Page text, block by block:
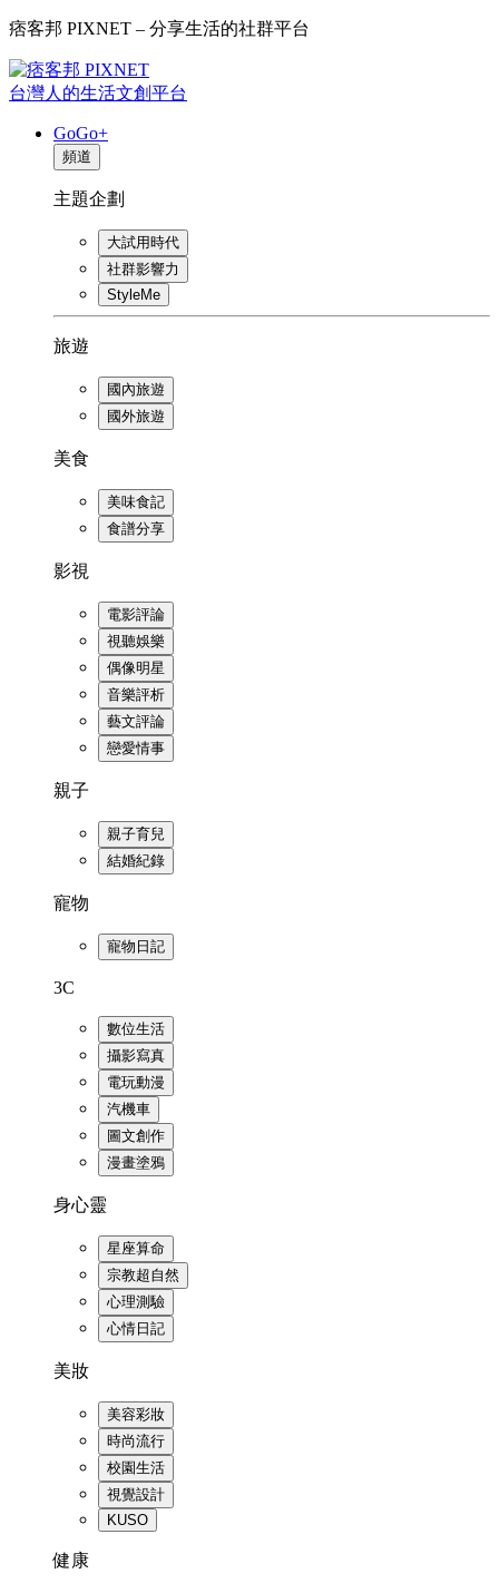
痞客邦 PIXNET – 分享生活的社群平台
台灣人的生活文創平台
GoGo+
頻道
主題企劃
大試用時代
社群影響力
StyleMe
旅遊
國內旅遊
國外旅遊
美食
美味食記
食譜分享
影視
電影評論
視聽娛樂
偶像明星
音樂評析
藝文評論
戀愛情事
親子
親子育兒
結婚紀錄
寵物
寵物日記
3C
數位生活
攝影寫真
電玩動漫
汽機車
圖文創作
漫畫塗鴉
身心靈
星座算命
宗教超自然
心理測驗
心情日記
美妝
美容彩妝
時尚流行
校園生活
視覺設計
KUSO
健康